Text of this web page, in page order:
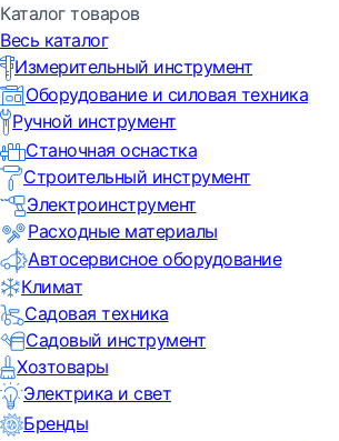
Каталог товаров
Весь каталог
Измерительный инструмент
Оборудование и силовая техника
Ручной инструмент
Станочная оснастка
Строительный инструмент
Электроинструмент
Расходные материалы
Автосервисное оборудование
Климат
Садовая техника
Садовый инструмент
Хозтовары
Электрика и свет
Бренды